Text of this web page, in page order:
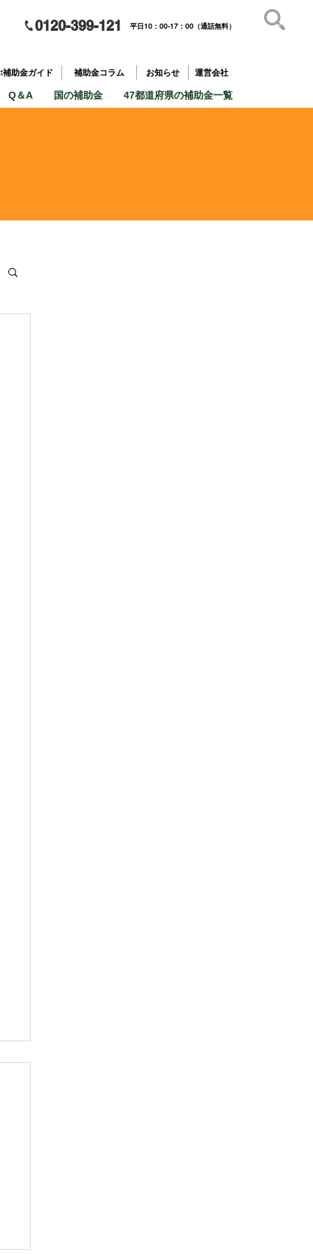
0120-399-121 平日10：00-17：00（通話無料）
助金ガイド 補助金コラム お知らせ 運営会社
Q＆A 国の補助金 47都道府県の補助金一覧